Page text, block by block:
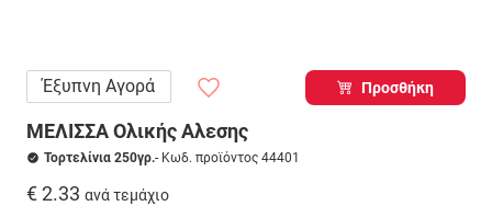
Έξυπνη Αγορά Προσθήκη
ΜΕΛΙΣΣΑ Ολικής Αλεσης
Τορτελίνια 250γρ.- Κωδ. προϊόντος 44401
€ 2.33 ανά τεμάχιο